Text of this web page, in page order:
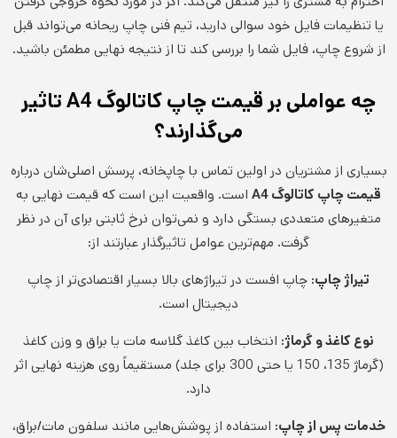
یا تنظیمات فایل خود سوالی دارید، تیم فنی چاپ ریحانه می‌تواند قبل
از شروع چاپ، فایل شما را بررسی کند تا از نتیجه نهایی مطمئن باشید.
چه عواملی بر قیمت چاپ کاتالوگ
تاثیر
می‌گذارند؟
بسیاری از مشتریان در اولین تماس با چاپخانه، پرسش اصلی‌شان درباره
قیمت چاپ کاتالوگA4 است. واقعیت این است که قیمت نهایی به
متغیرهای متعددی بستگی دارد و نمی‌توان نرخ ثابتی برای آن در نظر
گرفت. مهم‌ترین عوامل تاثیرگذار عبارتند از:
تیراژ چاپ: چاپ افست در تیراژهای بالا بسیار اقتصادی‌تر از چاپ
دیجیتال است.
نوع کاغذ و گرماژ: انتخاب بین کاغذ گلاسه مات یا براق و وزن کاغذ
(گرماژ 135، 150 یا حتی 300 برای جلد) مستقیماً روی هزینه نهایی اثر
دارد.
خدمات پس از چاپ: استفاده از پوشش‌هایی مانند سلفون مات/براق،